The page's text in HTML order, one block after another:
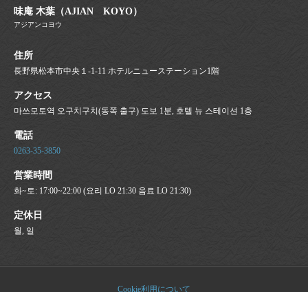
味庵 木葉（AJIAN KOYO）
アジアンコヨウ
住所
長野県松本市中央１-1-11 ホテルニューステーション1階
アクセス
마쓰모토역 오구치구치(동쪽 출구) 도보 1분, 호텔 뉴 스테이션 1층
電話
0263-35-3850
営業時間
화~토: 17:00~22:00 (요리 LO 21:30 음료 LO 21:30)
定休日
월, 일
Cookie利用について